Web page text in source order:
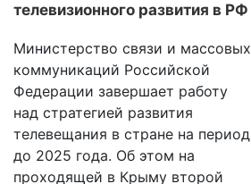
телевизионного развития в РФ
Министерство связи и массовых
коммуникаций Российской
Федерации завершает работу
над стратегией развития
телевещания в стране на период
до 2025 года. Об этом на
проходящей в Крыму второй